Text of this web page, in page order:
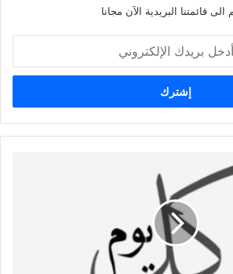
الى قائمتنا البريدية الآن مجانا